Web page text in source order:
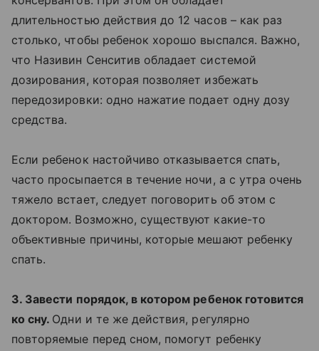
длительностью действия до 12 часов – как раз
столько, чтобы ребенок хорошо выспался. Важно,
что Називин Сенситив обладает системой
дозирования, которая позволяет избежать
передозировки: одно нажатие подает одну дозу
средства.
Если ребенок настойчиво отказывается спать,
часто просыпается в течение ночи, а с утра очень
тяжело встает, следует поговорить об этом с
доктором. Возможно, существуют какие-то
объективные причины, которые мешают ребенку
спать.
3. Завести порядок, в котором ребенок готовится
ко сну. Одни и те же действия, регулярно
повторяемые перед сном, помогут ребенку